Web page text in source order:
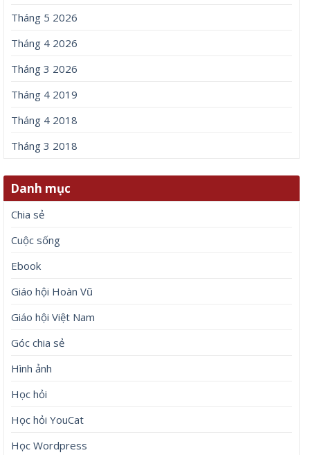
Tháng 5 2026
Tháng 4 2026
Tháng 3 2026
Tháng 4 2019
Tháng 4 2018
Tháng 3 2018
Danh mục
Chia sẻ
Cuộc sống
Ebook
Giáo hội Hoàn Vũ
Giáo hội Việt Nam
Góc chia sẻ
Hình ảnh
Học hỏi
Học hỏi YouCat
Học Wordpress